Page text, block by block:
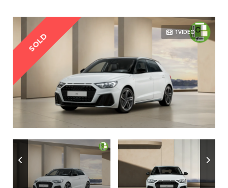
1VIDEO
SOLD